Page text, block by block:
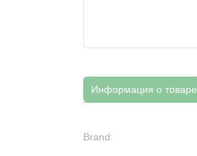
Информация о товаре
Brand: